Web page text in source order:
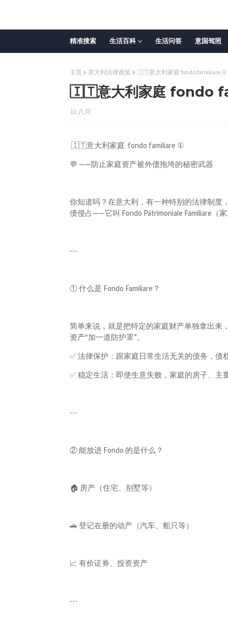
精准搜索 生活百科 生活问答 意国驾照
主页 意大利法律政策 🇮🇹意大利家庭 fondo familiare ①
🇮🇹意大利家庭 fondo
11 八月
🇮🇹意大利家庭 fondo familiare ①
💬 ——防止家庭资产被外债拖垮的秘密武器
你知道吗？在意大利，有一种特别的法律制度
债侵占——它叫 Fondo Patrimoniale Familiare（
---
① 什么是 Fondo Familiare？
简单来说，就是把特定的家庭财产单独拿出来
资产“加一道防护罩”。
✅ 法律保护：跟家庭日常生活无关的债务，债
✅ 稳定生活：即使生意失败，家庭的房子、主
---
② 能放进 Fondo 的是什么？
🏠 房产（住宅、别墅等）
🚗 登记在册的动产（汽车、船只等）
📈 有价证券、投资资产
---